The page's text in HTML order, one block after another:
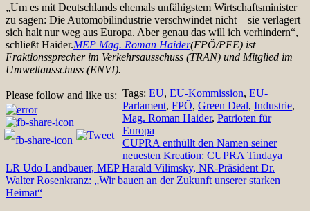
„Um es mit Deutschlands ehemals unfähigstem Wirtschaftsminister
zu sagen: Die Automobilindustrie verschwindet nicht – sie verlagert
sich halt nur weg aus Europa. Aber genau das will ich verhindern“,
schließt Haider.MEP Mag. Roman Haider(FPÖ/PFE) ist
Fraktionssprecher im Verkehrsausschuss (TRAN) und Mitglied im
Umweltausschuss (ENVI).
Please follow and like us: Tags: EU, EU-Kommission, EU-
Parlament, FPÖ, Green Deal, Industrie,
Mag. Roman Haider, Patrioten für
Europa
BeitragsnavigationCUPRA enthüllt den Namen seiner
neuesten Kreation: CUPRA Tindaya
LR Udo Landbauer, MEP Harald Vilimsky, NR-Präsident Dr.
Walter Rosenkranz: „Wir bauen an der Zukunft unserer starken
Heimat“